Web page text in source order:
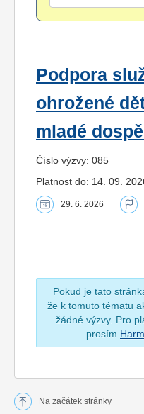
Podpora
ohrožené
mladé
Číslo výzvy: 085
Platnost do: 14. 09.
29. 6. 2026
Pokud je tato
že k tomuto tématu
žádné výzvy. Pro
prosím
Na začátek stránky